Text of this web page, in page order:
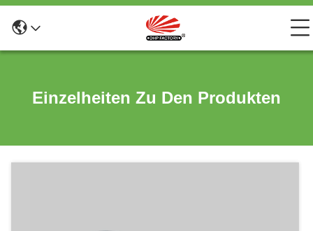
Einzelheiten Zu Den Produkten